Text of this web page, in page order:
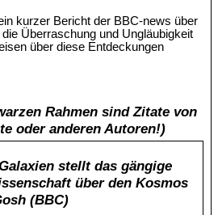
kurzer Bericht der BBC-news über
Überraschung und Ungläubigkeit
über diese Entdeckungen
Rahmen sind Zitate von
oder anderen Autoren!)
stellt das gängige
über den Kosmos
(BBC)